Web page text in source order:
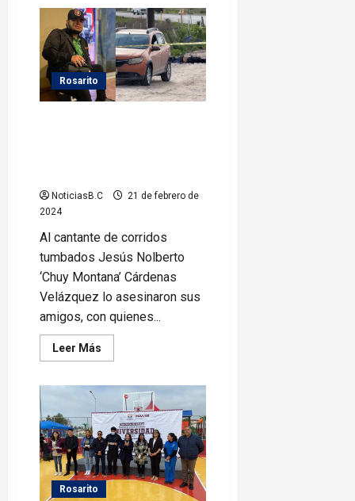
Firman
convenio
para
fortalecer
a
Bomberos
Rosarito
Rosarito
NoticiasB.C
21 de febrero de
2024
Al cantante de corridos
tumbados Jesús Nolberto
‘Chuy Montana’ Cárdenas
Velázquez lo asesinaron sus
amigos, con quienes...
Leer Más
más
Chuy
Montana
fue
asesinado
por
sus
amigos;
no
les
Rosarito